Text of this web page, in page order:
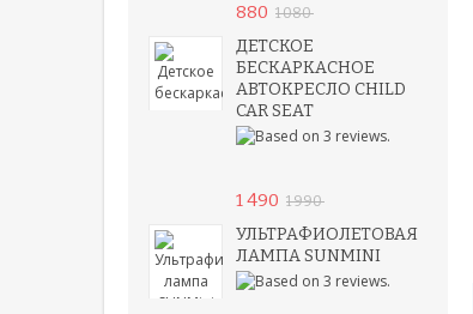
880 1 080
ДЕТСКОЕ
БЕСКАРКАСНОЕ
АВТОКРЕСЛО CHILD
CAR SEAT
1 490 1 990
УЛЬТРАФИОЛЕТОВАЯ
ЛАМПА SUNMINI